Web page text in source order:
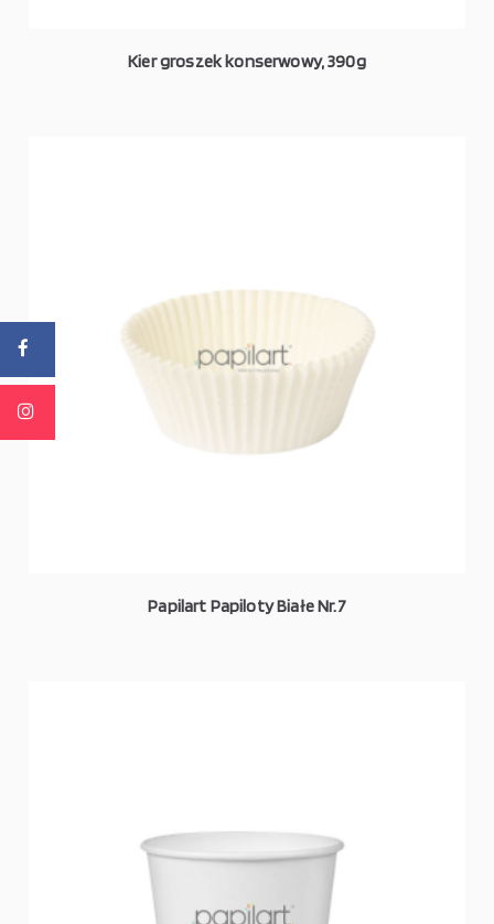
Kier groszek konserwowy, 390g
Papilart Papiloty Białe Nr.7